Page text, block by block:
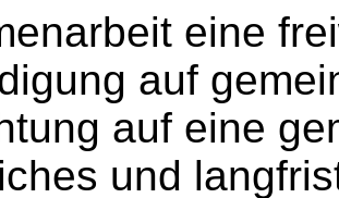
eine
auf
auf eine
und